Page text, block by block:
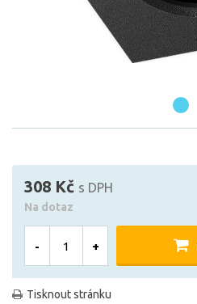
308 Kč s DPH
Na dotaz
- +
Tisknout stránku